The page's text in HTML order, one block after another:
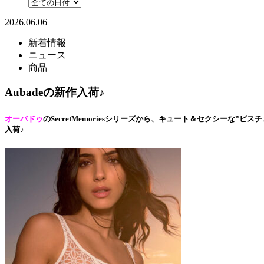
2026.06.06
新着情報
ニュース
商品
Aubadeの新作入荷♪
オーバドゥのSecretMemoriesシリーズから、キュート＆セクシーな”ビスチ
入荷♪